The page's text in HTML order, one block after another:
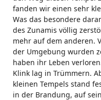
fanden wir einen sehr
Was das besondere
des Zunamis völlig
mehr auf dem anderen.
der Umgebung wurden
haben ihr Leben
Klink lag in Trümmern.
kleinen Tempels stand
in der Brandung, auf